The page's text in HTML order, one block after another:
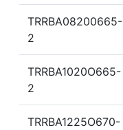
TRRBA08200665-
2
TRRBA1020О665-
2
TRRBA1225О670-